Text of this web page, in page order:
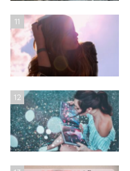
11
12